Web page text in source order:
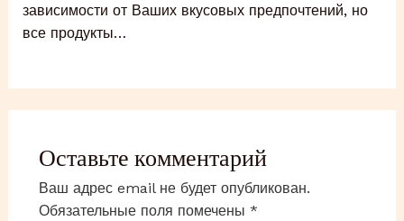
зависимости от Ваших вкусовых предпочтений, но
все продукты…
Оставьте комментарий
Ваш адрес email не будет опубликован.
Обязательные поля помечены *